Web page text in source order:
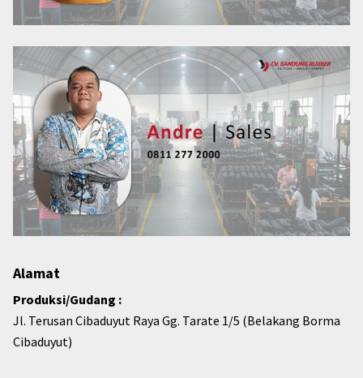
Alamat
Produksi/Gudang :
Jl. Terusan Cibaduyut Raya Gg. Tarate 1/5 (Belakang Borma
Cibaduyut)